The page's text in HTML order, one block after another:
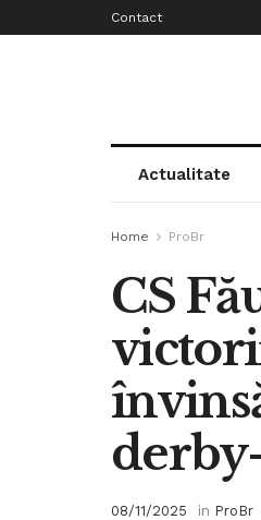
Contact
Actualitate
Home ProBr
CS
08/11/2025 in ProBr